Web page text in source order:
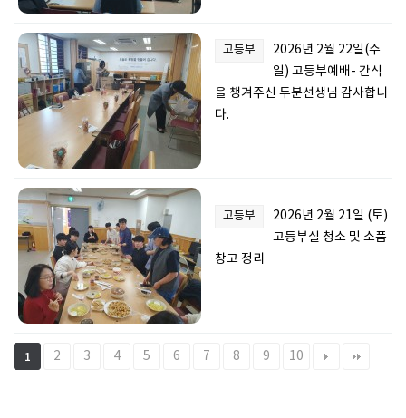
고등부
2026년 2월 22일(주
일) 고등부예배- 간식
을 챙겨주신 두분선생님 감사합니
다.
고등부
2026년 2월 21일 (토)
고등부실 청소 및 소품
창고 정리
1 2 3 4 5 6 7 8 9 10